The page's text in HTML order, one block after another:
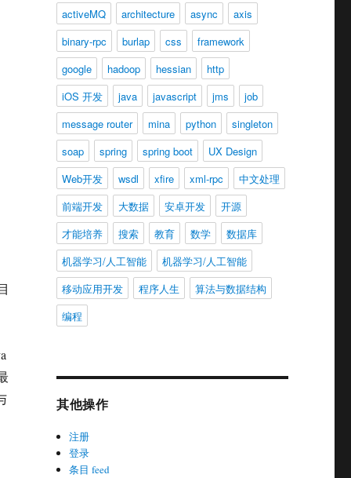
activeMQ architecture async
axis
binary-rpc
burlap css
framework
google
hadoop hessian
http
iOS 开发
java javascript jms
job
message router
mina python
singleton
soap
spring spring boot
UX Design
Web开发
wsdl xfire xml-rpc
中文处理
前端开发
大数据 安卓开发
开源
才能培养
搜索 教育 数学
数据库
机器学习/人工智能
机器学习/人工智能
移动应用开发
程序人生
算法与数据结构
编程
其他操作
注册
登录
条目 feed